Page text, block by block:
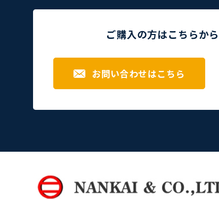
ご購入の方はこちらから
お問い合わせはこちら